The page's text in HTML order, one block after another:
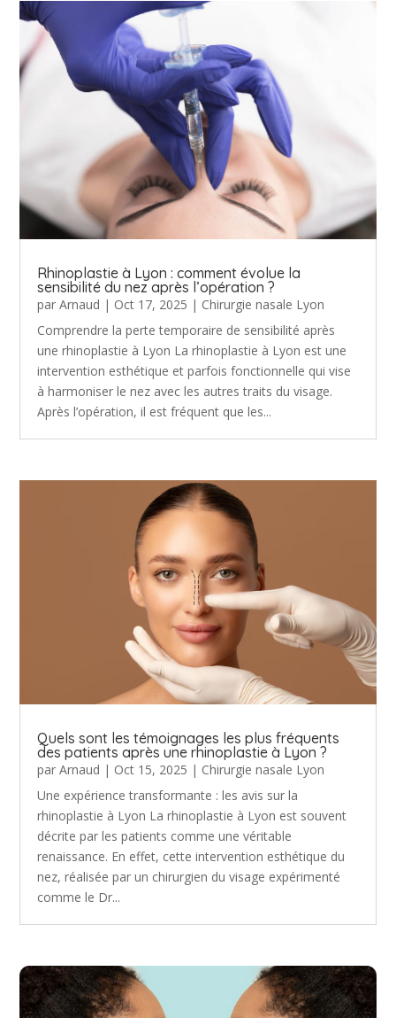
Rhinoplastie à Lyon : comment évolue la
sensibilité du nez après l’opération ?
parArnaud | Oct 17, 2025 | Chirurgie nasale Lyon
Comprendre la perte temporaire de sensibilité après
une rhinoplastie à Lyon La rhinoplastie à Lyon est une
intervention esthétique et parfois fonctionnelle qui vise
à harmoniser le nez avec les autres traits du visage.
Après l’opération, il est fréquent que les...
Quels sont les témoignages les plus fréquents
des patients après une rhinoplastie à Lyon ?
parArnaud | Oct 15, 2025 | Chirurgie nasale Lyon
Une expérience transformante : les avis sur la
rhinoplastie à Lyon La rhinoplastie à Lyon est souvent
décrite par les patients comme une véritable
renaissance. En effet, cette intervention esthétique du
nez, réalisée par un chirurgien du visage expérimenté
comme le Dr...